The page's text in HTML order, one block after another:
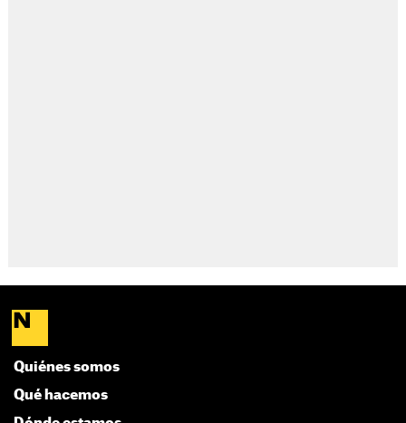
Quiénes somos
Qué hacemos